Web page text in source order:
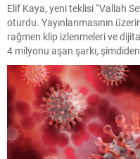
Elif Kaya, yeni teklisi “Vallah
oturdu. Yayınlanmasının
rağmen klip izlenmeleri ve
4 milyonu aşan şarkı,
olarak gösteriliyor. Enerjik
akıllara kazınan nakaratıyla